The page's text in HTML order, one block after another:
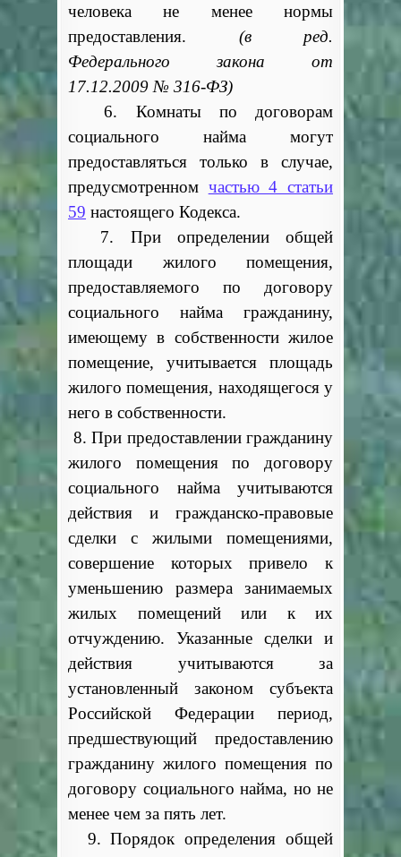
человека не менее нормы
предоставления. (в ред.
Федерального закона от
17.12.2009 № 316-ФЗ)
6. Комнаты по договорам
социального найма могут
предоставляться только в случае,
предусмотренном частью 4 статьи
59 настоящего Кодекса.
7. При определении общей
площади жилого помещения,
предоставляемого по договору
социального найма гражданину,
имеющему в собственности жилое
помещение, учитывается площадь
жилого помещения, находящегося у
него в собственности.
8. При предоставлении гражданину
жилого помещения по договору
социального найма учитываются
действия и гражданско-правовые
сделки с жилыми помещениями,
совершение которых привело к
уменьшению размера занимаемых
жилых помещений или к их
отчуждению. Указанные сделки и
действия учитываются за
установленный законом субъекта
Российской Федерации период,
предшествующий предоставлению
гражданину жилого помещения по
договору социального найма, но не
менее чем за пять лет.
9. Порядок определения общей